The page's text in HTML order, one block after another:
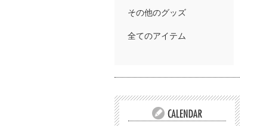
その他のグッズ
全てのアイテム